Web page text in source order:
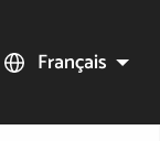
Français